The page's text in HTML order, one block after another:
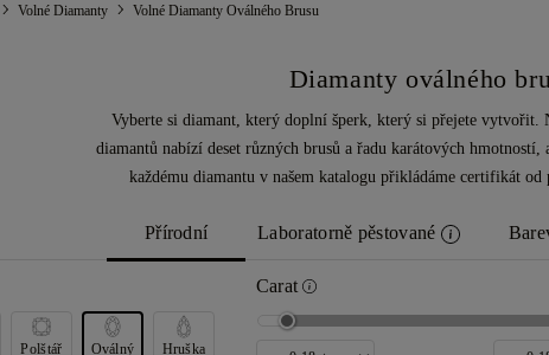
Volné Diamanty Volné Diamanty Oválného Brusu
Diamanty oválného
Vyberte si diamant, který doplní šperk, který si přejete vytvořit.
diamantů nabízí deset různých brusů a řadu karátových
každému diamantu v našem katalogu přikládáme certifikát
Přírodní Laboratorně pěstované
Polštář Oválný Hruška
Carat